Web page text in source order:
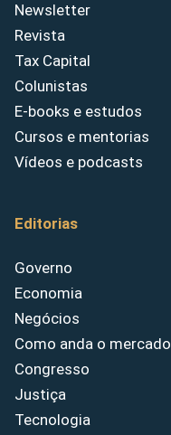
Newsletter
Revista
Tax Capital
Colunistas
E-books e estudos
Cursos e mentorias
Vídeos e podcasts
Editorias
Governo
Economia
Negócios
Como anda o mercado
Congresso
Justiça
Tecnologia